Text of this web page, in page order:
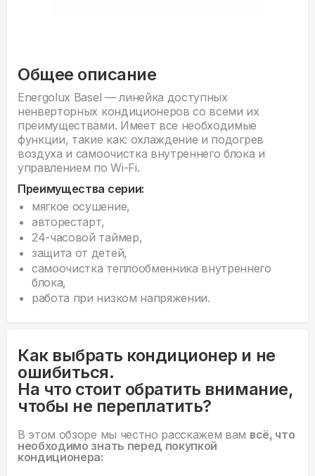
Общее описание
Energolux Basel — линейка доступных
ненверторных кондиционеров со всеми их
преимуществами. Имеет все необходимые
функции, такие как: охлаждение и подогрев
воздуха и самоочистка внутреннего блока и
управлением по Wi-Fi.
Преимущества серии:
мягкое осушение,
авторестарт,
24-часовой таймер,
защита от детей,
самоочистка теплообменника внутреннего
блока,
работа при низком напряжении.
Как выбрать кондиционер и не
ошибиться.
На что стоит обратить внимание,
чтобы не переплатить?
В этом обзоре мы честно расскажем вам всё, что
необходимо знать перед покупкой
кондиционера: